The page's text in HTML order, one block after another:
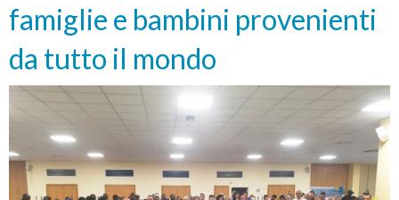
famiglie e bambini provenienti
da tutto il mondo